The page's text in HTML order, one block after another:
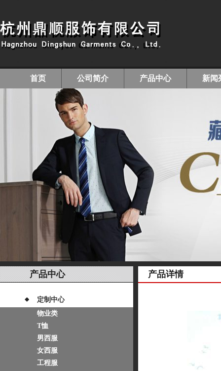
首页 公司简介 产品中心 新闻
产品中心
定制中心
物业类
T恤
男西服
女西服
工程服
产品详情